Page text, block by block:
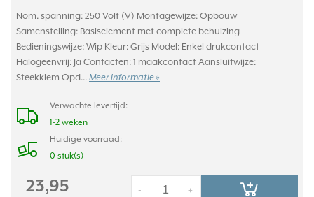
Nom. spanning: 250 Volt (V) Montagewijze: Opbouw
Samenstelling: Basiselement met complete behuizing
Bedieningswijze: Wip Kleur: Grijs Model: Enkel drukcontact
Halogeenvrij: Ja Contacten: 1 maakcontact Aansluitwijze:
Steekklem Opd... Meer informatie »
Verwachte levertijd:
1-2 weken
Huidige voorraad:
0 stuk(s)
23,95 +
-